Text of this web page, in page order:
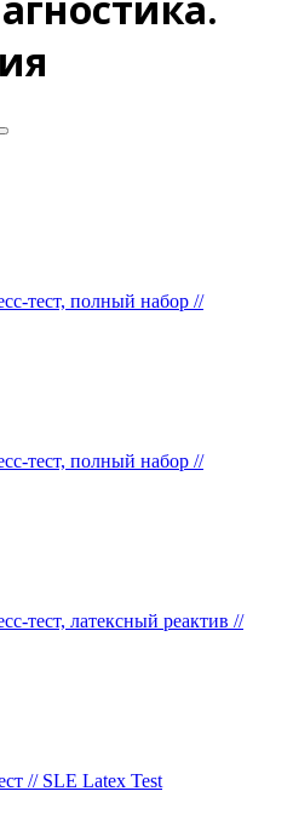
тест, полный набор //
тест, полный набор //
тест, латексный реактив //
// SLE Latex Test